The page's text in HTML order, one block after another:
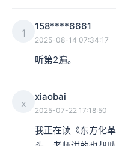
1
158****6661
2025-08-14 07:34:17
听第2遍。
x
xiaobai
2025-07-22 17:18:50
我正在读《东方化